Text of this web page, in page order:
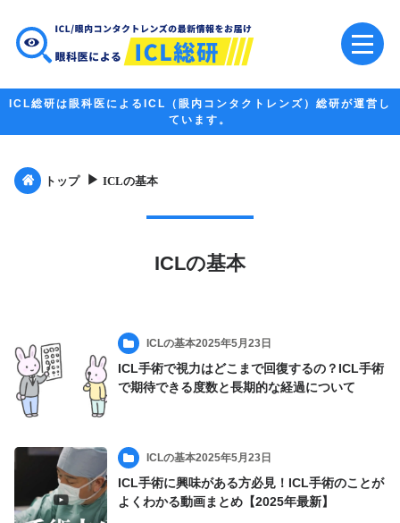
ICL総研は眼科医によるICL（眼内コンタクトレンズ）総研が運営し
ています。
トップ ▶︎ ICLの基本
ICLの基本
ICLの基本2025年5月23日
ICL手術で視力はどこまで回復するの？ICL手術
で期待できる度数と長期的な経過について
ICLの基本2025年5月23日
ICL手術に興味がある方必見！ICL手術のことが
よくわかる動画まとめ【2025年最新】